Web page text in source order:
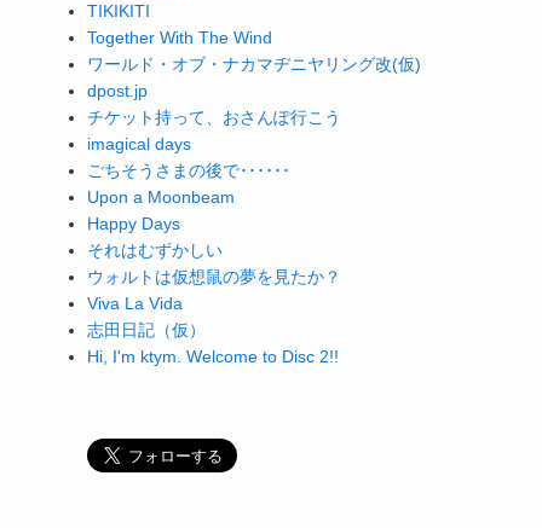
TIKIKITI
Together With The Wind
ワールド・オブ・ナカマヂニヤリング改(仮)
dpost.jp
チケット持って、おさんぽ行こう
imagical days
ごちそうさまの後で･･････
Upon a Moonbeam
Happy Days
それはむずかしい
ウォルトは仮想鼠の夢を見たか？
Viva La Vida
志田日記（仮）
Hi, I'm ktym. Welcome to Disc 2!!